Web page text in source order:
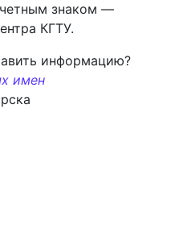
знаком —
КГТУ.
информацию?
имен